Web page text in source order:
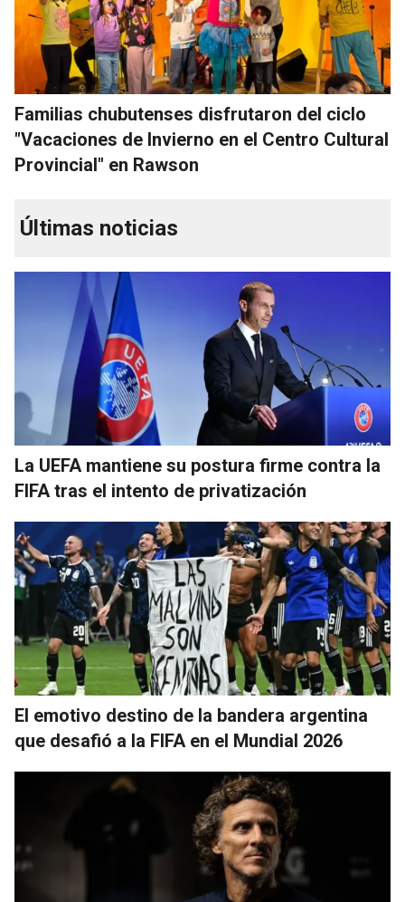
Familias chubutenses disfrutaron del ciclo
"Vacaciones de Invierno en el Centro Cultural
Provincial" en Rawson
Últimas noticias
La UEFA mantiene su postura firme contra la
FIFA tras el intento de privatización
El emotivo destino de la bandera argentina
que desafió a la FIFA en el Mundial 2026